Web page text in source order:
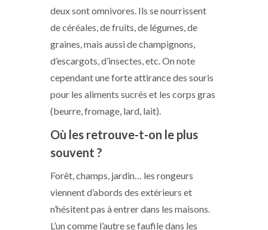
deux sont omnivores. Ils se nourrissent
de céréales, de fruits, de légumes, de
graines, mais aussi de champignons,
d’escargots, d’insectes, etc. On note
cependant une forte attirance des souris
pour les aliments sucrés et les corps gras
(beurre, fromage, lard, lait).
Où les retrouve-t-on le plus
souvent ?
Forêt, champs, jardin… les rongeurs
viennent d’abords des extérieurs et
n’hésitent pas à entrer dans les maisons.
L’un comme l’autre se faufile dans les